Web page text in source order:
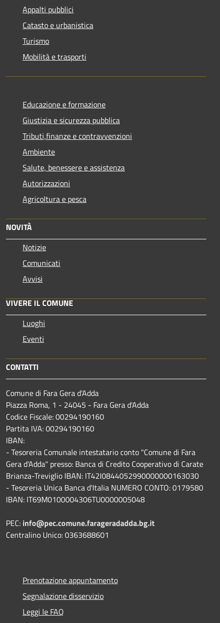
Appalti pubblici
Catasto e urbanistica
Turismo
Mobilità e trasporti
Educazione e formazione
Giustizia e sicurezza pubblica
Tributi,finanze e contravvenzioni
Ambiente
Salute, benessere e assistenza
Autorizzazioni
Agricoltura e pesca
NOVITÀ
Notizie
Comunicati
Avvisi
VIVERE IL COMUNE
Luoghi
Eventi
CONTATTI
Comune di Fara Gera d'Adda
Piazza Roma, 1 - 24045 - Fara Gera d'Adda
Codice Fiscale: 00294190160
Partita IVA: 00294190160
IBAN:
- Tesoreria Comunale intestatario conto "Comune di Fara
Gera d'Adda" presso: Banca di Credito Cooperativo di Carate
Brianza-Treviglio IBAN: IT42I0844052990000000163030
- Tesoreria Unica Banca d'Italia NUMERO CONTO: 0179580
IBAN: IT69M0100004306TU0000005048
PEC: info@pec.comune.farageradadda.bg.it
Centralino Unico: 0363688601
Prenotazione appuntamento
Segnalazione disservizio
Leggi le FAQ